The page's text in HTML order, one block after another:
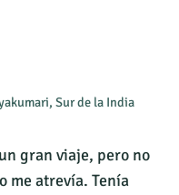
Sur de la India
gran viaje, pero no
me atrevía. Tenía